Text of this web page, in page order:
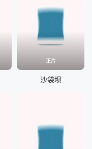
正片
沙袋坝